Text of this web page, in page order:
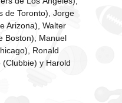
de Toronto), Jorge
Arizona), Walter
Boston), Manuel
Ronald
y Harold